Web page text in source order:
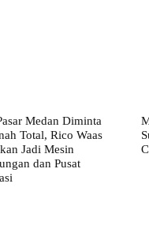
Medan Diminta
Total, Rico Waas
Jadi Mesin
dan Pusat